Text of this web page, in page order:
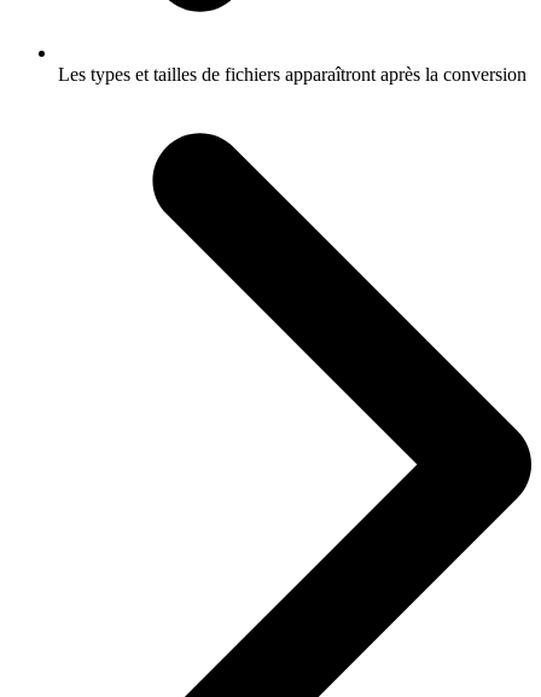
Les types et tailles de fichiers apparaîtront après la conversion